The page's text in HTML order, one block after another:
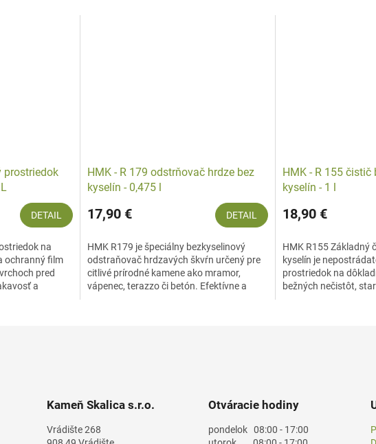
prostriedok
DETAIL
na
ochranný film
pred
a
HMK - R 179 odstrňovač hrdze bez
kyselín - 0,475 l
17,90 € DETAIL
HMK R179 je špeciálny bezkyselinový
odstraňovač hrdzavých škvŕn určený pre
citlivé prírodné kamene ako mramor,
vápenec, terazzo či betón. Efektívne a
HMK - R 155 čistič
kyselín - 1 l
18,90 €
HMK R155 Základný
kyselín je
prostriedok na
bežných nečistôt,
Kameň Skalica s.r.o.
Vrádište 268
Otváracie hodiny
pondelok 08:00 - 17:00